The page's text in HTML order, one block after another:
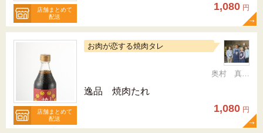
店舗まとめて
配送
1,080 円
店舗まとめて
配送
お肉が恋する焼肉タレ
奥村 真（ちか）
逸品 焼肉たれ
1,080 円